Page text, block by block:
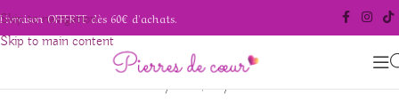
Skip to navigation
Skip to main content
Livraison OFFERTE dès 60€ d'achats.
Accueil/Pierres polies/Tranches